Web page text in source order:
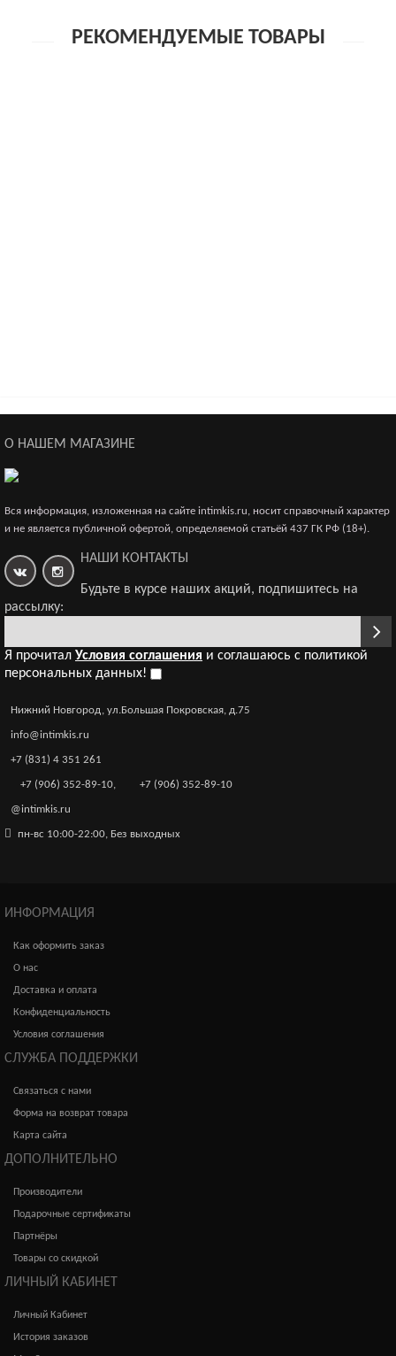
РЕКОМЕНДУЕМЫЕ ТОВАРЫ
Виброфаллос поясной 19см латекс телесный
4 539р.
О НАШЕМ МАГАЗИНЕ
Вся информация, изложенная на сайте intimkis.ru, носит справочный характер
и не является публичной офертой, определяемой статьёй 437 ГК РФ (18+).
НАШИ КОНТАКТЫ
Будьте в курсе наших акций, подпишитесь на
рассылку:
Я прочитал Условия соглашения и соглашаюсь с политикой
персональных данных!
Нижний Новгород, ул.Большая Покровская, д.75
info@intimkis.ru
+7 (831) 4 351 261
+7 (906) 352-89-10, +7 (906) 352-89-10
@intimkis.ru
пн-вс 10:00-22:00, Без выходных
ИНФОРМАЦИЯ
Как оформить заказ
О нас
Доставка и оплата
Конфиденциальность
Условия соглашения
СЛУЖБА ПОДДЕРЖКИ
Связаться с нами
Форма на возврат товара
Карта сайта
ДОПОЛНИТЕЛЬНО
Производители
Подарочные сертификаты
Партнёры
Товары со скидкой
ЛИЧНЫЙ КАБИНЕТ
Личный Кабинет
История заказов